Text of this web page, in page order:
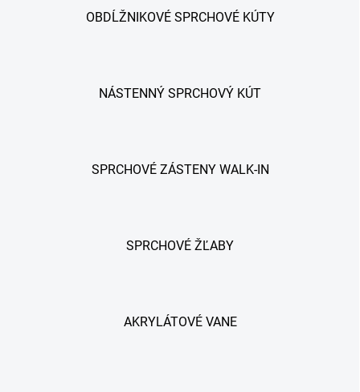
OBDĹŽNIKOVÉ SPRCHOVÉ KÚTY
NÁSTENNÝ SPRCHOVÝ KÚT
SPRCHOVÉ ZÁSTENY WALK-IN
SPRCHOVÉ ŽĽABY
AKRYLÁTOVÉ VANE